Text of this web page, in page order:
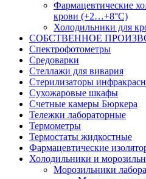
Фармацевтические
крови (+2…+8°С)
Холодильники для
СОБСТВЕННОЕ
Спектрофотометры
Средоварки
Стеллажи для вивария
Стерилизаторы
Сухожаровые шкафы
Счетные камеры Бюркера
Тележки лабораторные
Термометры
Термостаты жидкостные
Фармацевтические
Холодильники и
Морозильники